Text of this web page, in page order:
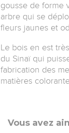
gousse de forme
arbre qui se
fleurs jaunes et
Le bois en est
du Sinaï qui
fabrication des
matières
Vous avez